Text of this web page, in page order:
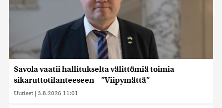
Savola vaatii hallitukselta välittömiä toimia
sikaruttotilanteeseen – ”Viipymättä”
Uutiset | 3.8.2026 11:01